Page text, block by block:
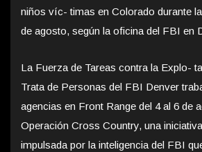
niños víc- timas en Colorado durante
de agosto, según la oficina del FBI en
La Fuerza de Tareas contra la Explo-
Trata de Personas del FBI Denver
agencias en Front Range del 4 al 6 de
Operación Cross Country, una
impulsada por la inteligencia del FBI